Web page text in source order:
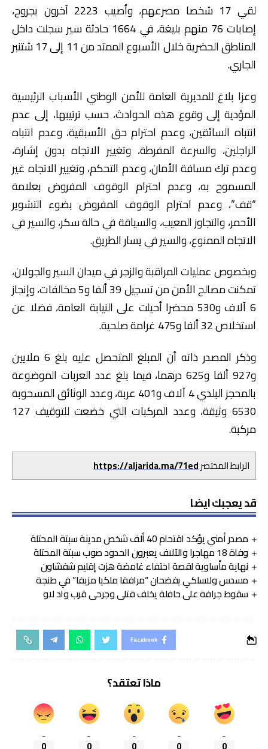
لقي 17 شخصا مصرعهم، وأصيب 2223 آخرون بجروح،
إصابات 76 منهم بليغة، في 1664 حادثة سير سجلت داخل
المناطق الحضرية خلال الأسبوع الممتد من 11 إلى 17 شتنبر
الجاري.
وعزا بلاغ للمديرية العامة للأمن الوطني الأسباب الرئيسية
المؤدية إلى وقوع هذه الحوادث، حسب ترتيبها، إلى عدم
انتباه السائقين، وعدم احترام حق الأسبقية، وعدم انتباه
الراجلين، والسرعة المفرطة، وتغيير الاتجاه بدون إشارة،
وعدم ترك مسافة الأمان، وعدم التحكم، وتغيير الاتجاه غير
المسموح به، وعدم احترام الوقوف المفروض بعلامة
“قف”، وعدم احترام الوقوف المفروض بضوء التشوير
الأحمر، والتجاوز المعيب، والسياقة في حالة سكر، والسير في
الاتجاه الممنوع، والسير في يسار الطريق.
وبخصوص عمليات المراقبة والزجر في ميدان السير والجولان،
تمكنت مصالح الأمن من تسجيل 39 ألفا و5 مخالفات، وإنجاز
6 آلاف و530 محضرا أحيلت على النيابة العامة، فضلا عن
استخلاص 32 ألفا و475 غرامة صلحية.
وذكر المصدر ذاته أن المبلغ المتحصل عليه بلغ 6 ملايين
و927 ألفا و625 درهما، فيما بلغ عدد العربات الموضوعة
بالمحجز البلدي 4 آلاف و401 عربة، وعدد الوثائق المسحوبة
6530 وثيقة، وعدد المركبات التي خضعت للتوقيف 127
مركبة.
الرابط المختصرhttps://aljarida.ma/71ed
قد يعجبك ايضا
مصدر أمني يؤكد اقتحام 40 ألف شخص مدينة سبتة المحتلة
وفاة 18 مهاجرا والآلاف يعبرون الحدود صوب سبتة المحتلة
نهاية مأساوية لقصة اختفاء غامضة هزت إقليم شفشاون
مسدس ولاسلكي يفضحان “مرافقا ملكيا مزيفا” في طنجة
سقوط جرافة على حافلة يخلف قتلى وجرحى قرب واد لاو
Facebook
ماذا تعتقد؟
_
_
_
_
_